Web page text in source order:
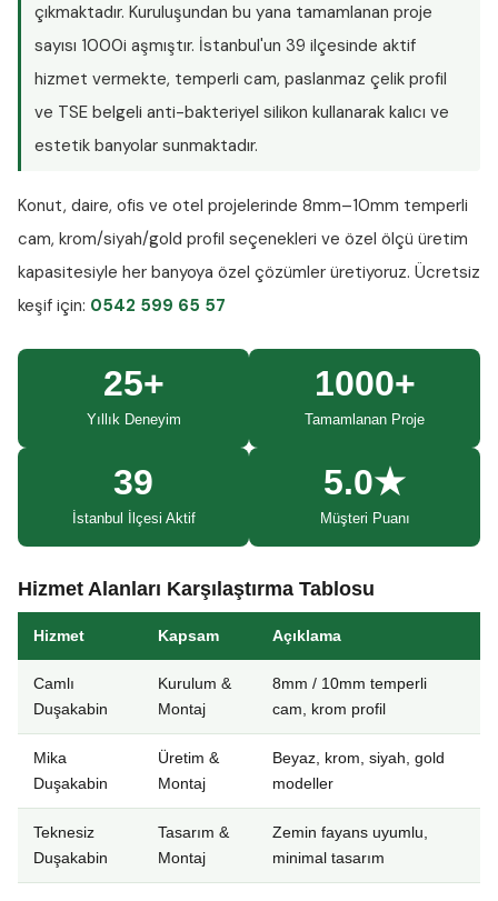
çıkmaktadır. Kuruluşundan bu yana tamamlanan proje
sayısı 1000i aşmıştır. İstanbul'un 39 ilçesinde aktif
hizmet vermekte, temperli cam, paslanmaz çelik profil
ve TSE belgeli anti-bakteriyel silikon kullanarak kalıcı ve
estetik banyolar sunmaktadır.
Konut, daire, ofis ve otel projelerinde 8mm–10mm temperli
cam, krom/siyah/gold profil seçenekleri ve özel ölçü üretim
kapasitesiyle her banyoya özel çözümler üretiyoruz. Ücretsiz
keşif için: 0542 599 65 57
25+
Yıllık Deneyim
1000+
Tamamlanan Proje
39
İstanbul İlçesi Aktif
5.0★
Müşteri Puanı
Hizmet Alanları Karşılaştırma Tablosu
Hizmet Kapsam Açıklama
Camlı
Duşakabin
Kurulum &
Montaj
8mm / 10mm temperli
cam, krom profil
Mika
Duşakabin
Üretim &
Montaj
Beyaz, krom, siyah, gold
modeller
Teknesiz
Duşakabin
Tasarım &
Montaj
Zemin fayans uyumlu,
minimal tasarım